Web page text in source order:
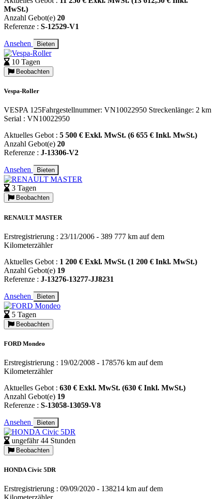
MwSt.)
Anzahl Gebot(e) 20
Referenze : S-12529-V1
Ansehen Bieten
10 Tagen
Beobachten
Vespa-Roller
VESPA 125Fahrgestellnummer: VN10022950 Streckenlänge: 2 km
Serial : VN10022950
Aktuelles Gebot : 5 500 € Exkl. MwSt. (6 655 € Inkl. MwSt.)
Anzahl Gebot(e) 20
Referenze : J-13306-V2
Ansehen Bieten
3 Tagen
Beobachten
RENAULT MASTER
Erstregistrierung : 23/11/2006 - 389 777 km auf dem
Kilometerzähler
Aktuelles Gebot : 1 200 € Exkl. MwSt. (1 200 € Inkl. MwSt.)
Anzahl Gebot(e) 19
Referenze : J-13276-13277-JJ8231
Ansehen Bieten
5 Tagen
Beobachten
FORD Mondeo
Erstregistrierung : 19/02/2008 - 178576 km auf dem
Kilometerzähler
Aktuelles Gebot : 630 € Exkl. MwSt. (630 € Inkl. MwSt.)
Anzahl Gebot(e) 19
Referenze : S-13058-13059-V8
Ansehen Bieten
ungefähr 44 Stunden
Beobachten
HONDA Civic 5DR
Erstregistrierung : 09/09/2020 - 138214 km auf dem